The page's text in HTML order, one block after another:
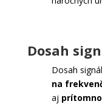
Dosah
Dosah
na
aj